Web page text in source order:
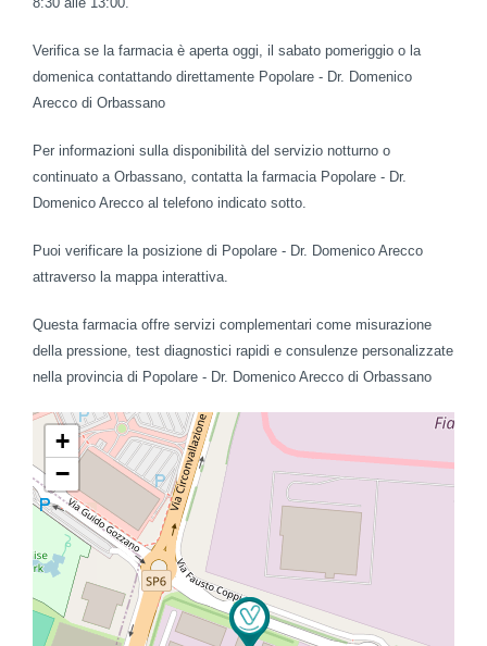
Verifica se la farmacia è aperta oggi, il sabato pomeriggio o la
domenica contattando direttamente Popolare - Dr. Domenico
Arecco di Orbassano
Per informazioni sulla disponibilità del servizio notturno o
continuato a Orbassano, contatta la farmacia Popolare - Dr.
Domenico Arecco al telefono indicato sotto.
Puoi verificare la posizione di Popolare - Dr. Domenico Arecco
attraverso la mappa interattiva.
Questa farmacia offre servizi complementari come misurazione
della pressione, test diagnostici rapidi e consulenze personalizzate
nella provincia di Popolare - Dr. Domenico Arecco di Orbassano
+
−